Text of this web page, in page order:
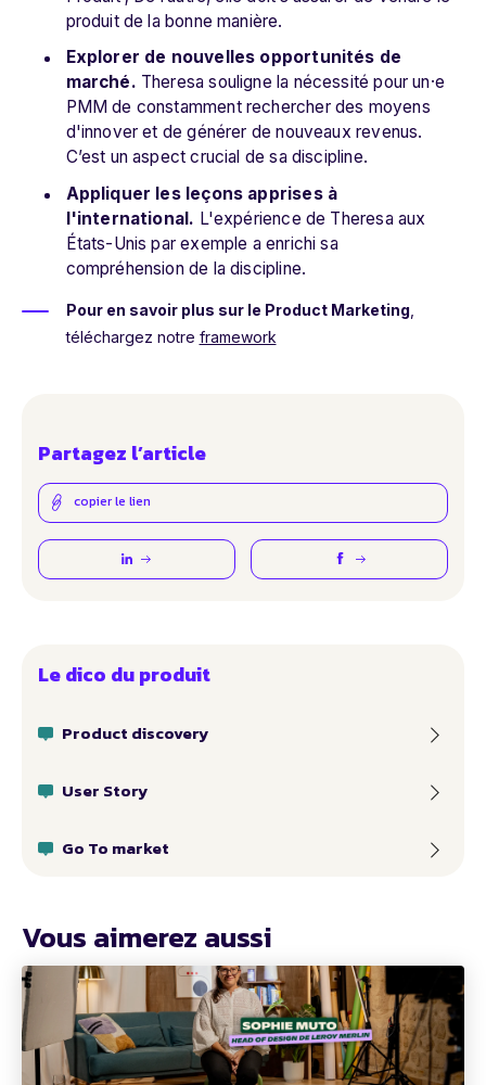
produit de la bonne manière.
Explorer de nouvelles opportunités de
marché. Theresa souligne la nécessité pour un·e
PMM de constamment rechercher des moyens
d'innover et de générer de nouveaux revenus.
C’est un aspect crucial de sa discipline.
Appliquer les leçons apprises à
l'international. L'expérience de Theresa aux
États-Unis par exemple a enrichi sa
compréhension de la discipline.
Pour en savoir plus sur le Product Marketing
téléchargez notre framework
Partagez l’article
copier le lien
Le dico du produit
Product discovery
User Story
Go To market
Vous aimerez aussi